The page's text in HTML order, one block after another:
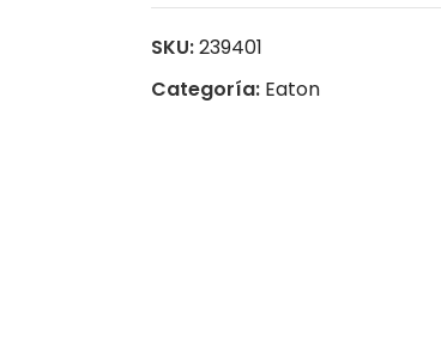
SKU:239401
Categoría: Eaton